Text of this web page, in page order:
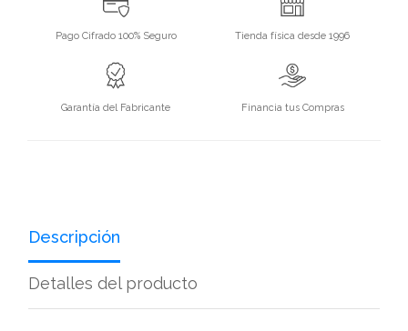
Pago Cifrado 100% Seguro Tienda física desde 1996
Garantía del Fabricante Financia tus Compras
Descripción
Detalles del producto